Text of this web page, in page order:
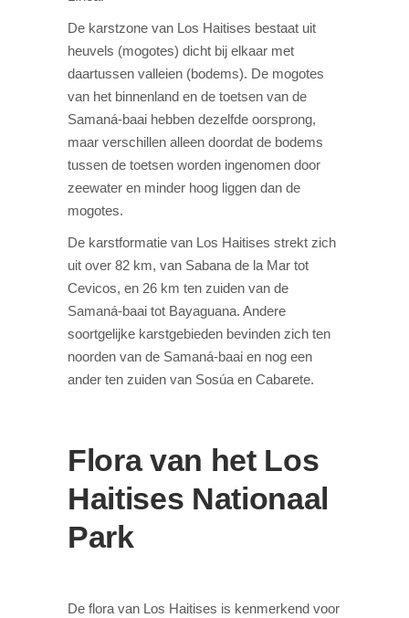
De karstzone van Los Haitises bestaat uit
heuvels (mogotes) dicht bij elkaar met
daartussen valleien (bodems). De mogotes
van het binnenland en de toetsen van de
Samaná-baai hebben dezelfde oorsprong,
maar verschillen alleen doordat de bodems
tussen de toetsen worden ingenomen door
zeewater en minder hoog liggen dan de
mogotes.
De karstformatie van Los Haitises strekt zich
uit over 82 km, van Sabana de la Mar tot
Cevicos, en 26 km ten zuiden van de
Samaná-baai tot Bayaguana. Andere
soortgelijke karstgebieden bevinden zich ten
noorden van de Samaná-baai en nog een
ander ten zuiden van Sosúa en Cabarete.
Flora van het Los
Haitises Nationaal
Park
De flora van Los Haitises is kenmerkend voor